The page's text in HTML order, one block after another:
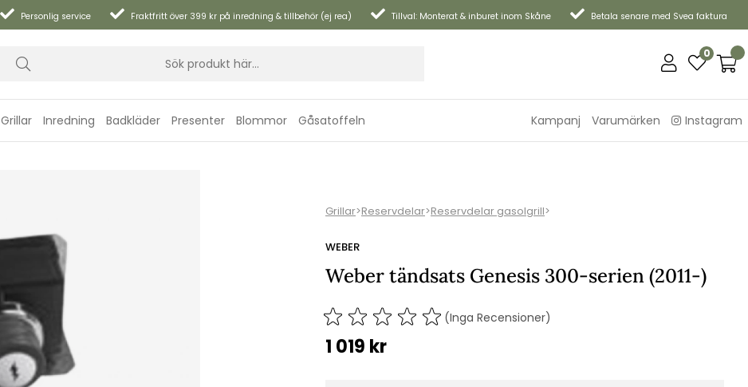
Personlig service Fraktfritt över 399 kr på inredning & tillbehör (ej rea) Tillval: Monterat & inburet inom Skåne Betala senare med Svea faktura
0
Grillar Inredning Badkläder Presenter Blommor Gåsatoffeln Kampanj Varumärken Instagram
Grillar>Reservdelar>Reservdelar gasolgrill>
WEBER
Weber tändsats Genesis 300-serien (2011-)
(Inga Recensioner)
1 019 kr